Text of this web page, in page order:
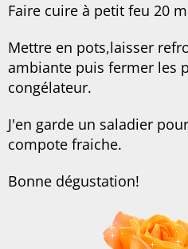
Faire cuire à petit feu 20
Mettre en pots,laisser
ambiante puis fermer les
congélateur.
J'en garde un saladier
compote fraiche.
Bonne dégustation!